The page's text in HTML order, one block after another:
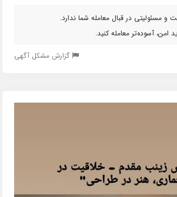
و مسئولیتی در قبال معامله شما ندارد.
امن، آسوده‌تر معامله کنید.
گزارش مشکل آگهی